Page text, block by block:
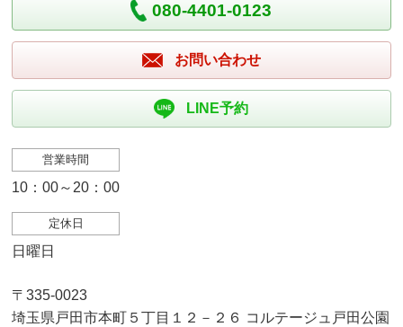
080-4401-0123
お問い合わせ
LINE予約
営業時間
10：00～20：00
定休日
日曜日
〒335-0023
埼玉県戸田市本町５丁目１２－２６ コルテージュ戸田公園